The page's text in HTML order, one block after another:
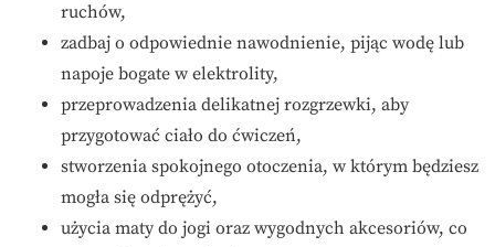
ruchów,
zadbaj o odpowiednie nawodnienie, pijąc wodę lub
napoje bogate w elektrolity,
przeprowadzenia delikatnej rozgrzewki, aby
przygotować ciało do ćwiczeń,
stworzenia spokojnego otoczenia, w którym będziesz
mogła się odprężyć,
użycia maty do jogi oraz wygodnych akcesoriów, co